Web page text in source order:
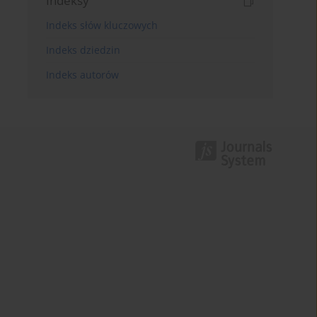
Indeks słów kluczowych
Indeks dziedzin
Indeks autorów